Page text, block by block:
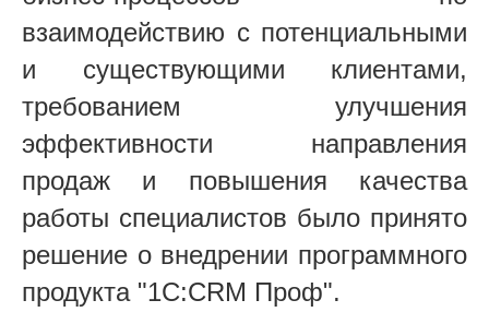
взаимодействию с потенциальными
и существующими клиентами,
требованием улучшения
эффективности направления
продаж и повышения качества
работы специалистов было принято
решение о внедрении программного
продукта "1С:CRM Проф".